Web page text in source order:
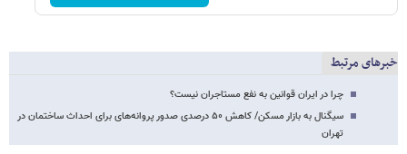
خبرهای مرتبط
چرا در ایران قوانین به نفع مستاجران نیست؟
سیگنال به بازار مسکن/ کاهش ۵۰ درصدی صدور پروانه‌های برای احداث ساختمان در
تهران